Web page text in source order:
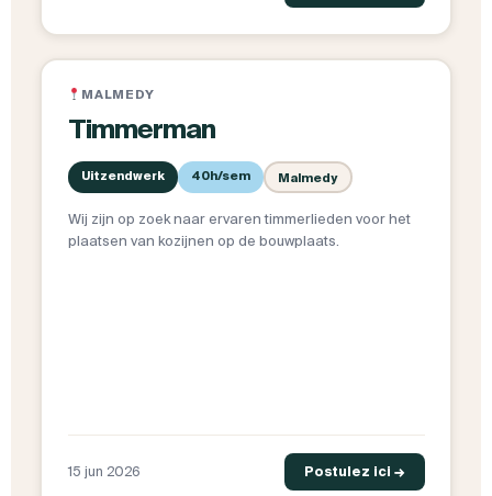
MALMEDY
Timmerman
Uitzendwerk 40h/sem Malmedy
Wij zijn op zoek naar ervaren timmerlieden voor het
plaatsen van kozijnen op de bouwplaats.
15 jun 2026 Postulez ici →